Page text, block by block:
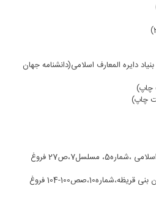
دایره المعارف اسلامی(دانشنامه جهان
چاپ)
چاپ)
تقریب دردایره المعارف جدید اسلامی ،شماره5، مسلسل7،ص27 فروغ
نگرشی جدید برماجرای یهودیان بنی قریظه،شماره10،صص100-104 فروغ